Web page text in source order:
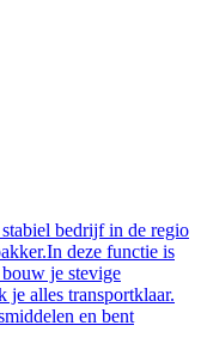
bedrijf in de regio
deze functie is
bouw je stevige
je alles transportklaar.
en bent